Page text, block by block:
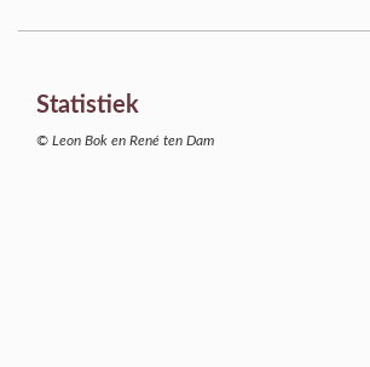
Statistiek
© Leon Bok en René ten Dam